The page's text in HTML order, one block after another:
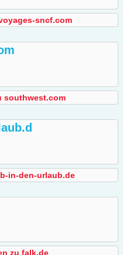
sncf.com
southwest.com
in-den-urlaub.de
zu falk.de